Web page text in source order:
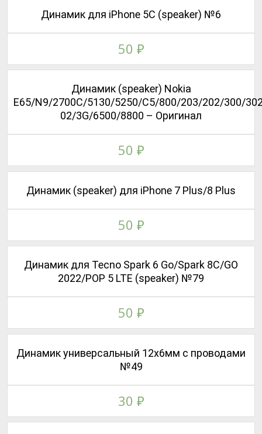
Динамик универсальный 12х6мм с проводами
№49
30 ₽
Динамик для Tecno Spark 6 Go/Spark 8C/GO
2022/POP 5 LTE (speaker) №79
50 ₽
Динамик (speaker) для iPhone 7 Plus/8 Plus
50 ₽
Динамик (speaker) Nokia
E65/N9/2700C/5130/5250/C5/800/203/202/300/
02/3G/6500/8800 – Оригинал
50 ₽
Динамик для iPhone 5C (speaker) №6
50 ₽